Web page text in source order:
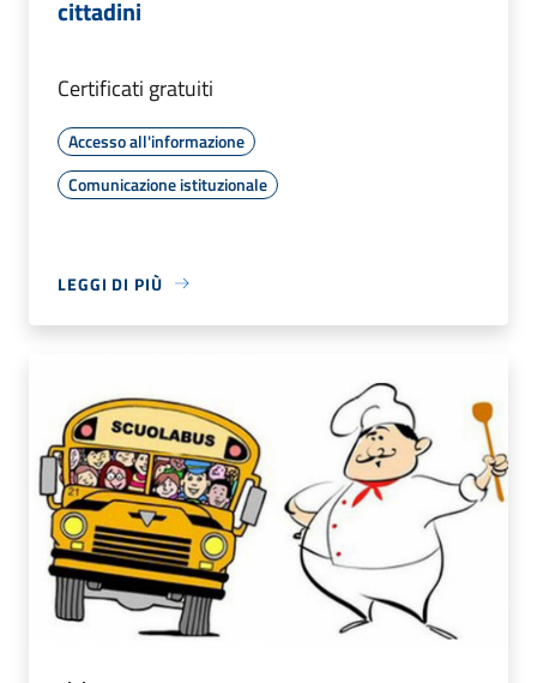
cittadini
Certificati gratuiti
Accesso all'informazione
Comunicazione istituzionale
LEGGI DI PIÙ